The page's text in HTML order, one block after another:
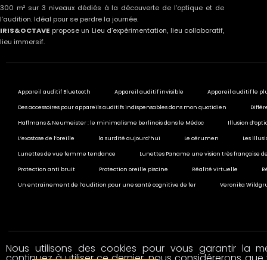
300 m² sur 3 niveaux dédiés à la découverte de l’optique et de
l’audition. Idéal pour se perdre la journée.
IRIS&OCTAVE propose un Lieu d’expérimentation, lieu collaboratif,
lieu immersif.
Appareil auditif Bluetooth Appareil auditif invisible Appareil auditif le
Des accessoires pour appareils auditifs indispensables dans mon quotidien
Haffmans & Neumeister : le minimalisme berlinois dans le Médoc Illusion
L’exostose de l’oreille la surdité aujourd’hui Le cérumen Les
Lunettes de vue femme tendance Lunettes Paname une vision très française
Protection anti bruit Protection oreille piscine Réalité virtuelle
Un entrainement de l’audition pour une santé cognitive de fer Veronika
© 2020 All rights reserved
Nous utilisons des cookies pour vous garantir la